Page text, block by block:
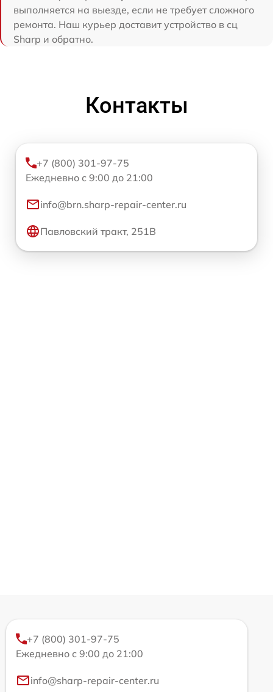
выполняется на выезде, если не требует сложного
ремонта. Наш курьер доставит устройство в сц
Sharp и обратно.
Контакты
+7 (800) 301-97-75
Ежедневно с 9:00 до 21:00
info@brn.sharp-repair-center.ru
Павловский тракт, 251В
+7 (800) 301-97-75
Ежедневно с 9:00 до 21:00
info@sharp-repair-center.ru